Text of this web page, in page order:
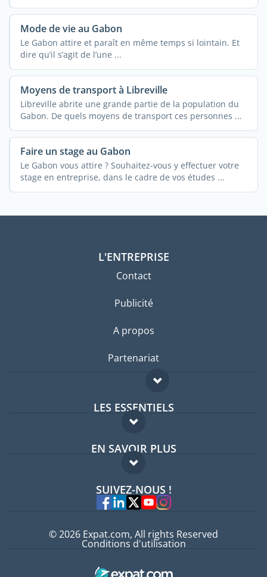
Mode de vie au Gabon
Le Gabon attire et paraît en même temps si lointain. Et
dire qu’il s’agit de l’une ...
Moyens de transport à Libreville
Libreville abrite une grande partie de la population du
Gabon. De quels moyens de transport ces personnes ...
Faire un stage au Gabon
Le Gabon vous attire ? Souhaitez-vous y effectuer votre
stage en entreprise, dans le cadre de vos études ...
L'ENTREPRISE
Contact
Publicité
A propos
Partenariat
LES ESSENTIELS
Forum expatriés
Guides pays
EN SAVOIR PLUS
FAQ
Experts
SUIVEZ-NOUS !
© 2026 Expat.com, All rights Reserved
Conditions d'utilisation